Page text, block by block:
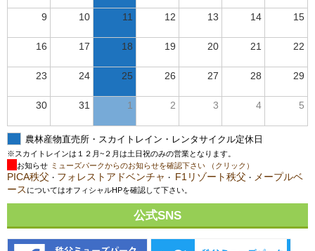
9 10 11 12 13 14 15
16 17 18 19 20 21 22
23 24 25 26 27 28 29
30 31 1 2 3 4 5
農林産物直売所・スカイトレイン・レンタサイクル定休日
※スカイトレインは１２月~２月は土日祝のみの営業となります。
お知らせ ミューズパークからのお知らせを確認下さい （クリック）
PICA秩父 ・ フォレストアドベンチャ ・ F1リゾート秩父 ・ メープルベ
ース についてはオフィシャルHPを確認して下さい。
公式SNS